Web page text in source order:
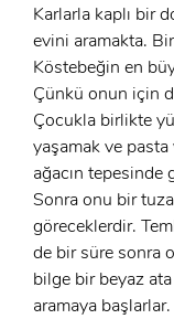
Karlarla kaplı bir
evini aramakta.
Köstebeğin en
Çünkü onun için
Çocukla birlikte
yaşamak ve
ağacın tepesinde
Sonra onu bir
göreceklerdir.
de bir süre sonra
bilge bir beyaz
aramaya başlarlar.